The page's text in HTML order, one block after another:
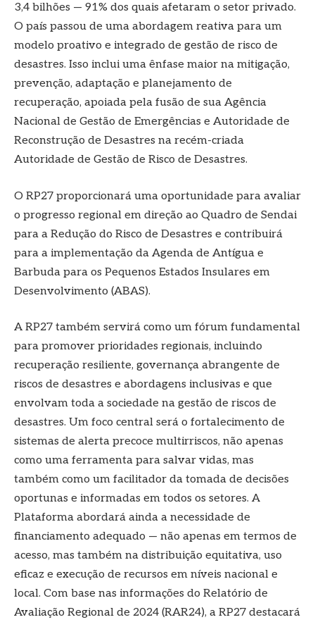
3,4 bilhões — 91% dos quais afetaram o setor privado.
O país passou de uma abordagem reativa para um
modelo proativo e integrado de gestão de risco de
desastres. Isso inclui uma ênfase maior na mitigação,
prevenção, adaptação e planejamento de
recuperação, apoiada pela fusão de sua Agência
Nacional de Gestão de Emergências e Autoridade de
Reconstrução de Desastres na recém-criada
Autoridade de Gestão de Risco de Desastres.
O RP27 proporcionará uma oportunidade para avaliar
o progresso regional em direção ao Quadro de Sendai
para a Redução do Risco de Desastres e contribuirá
para a implementação da Agenda de Antígua e
Barbuda para os Pequenos Estados Insulares em
Desenvolvimento (ABAS).
A RP27 também servirá como um fórum fundamental
para promover prioridades regionais, incluindo
recuperação resiliente, governança abrangente de
riscos de desastres e abordagens inclusivas e que
envolvam toda a sociedade na gestão de riscos de
desastres. Um foco central será o fortalecimento de
sistemas de alerta precoce multirriscos, não apenas
como uma ferramenta para salvar vidas, mas
também como um facilitador da tomada de decisões
oportunas e informadas em todos os setores. A
Plataforma abordará ainda a necessidade de
financiamento adequado — não apenas em termos de
acesso, mas também na distribuição equitativa, uso
eficaz e execução de recursos em níveis nacional e
local. Com base nas informações do Relatório de
Avaliação Regional de 2024 (RAR24), a RP27 destacará